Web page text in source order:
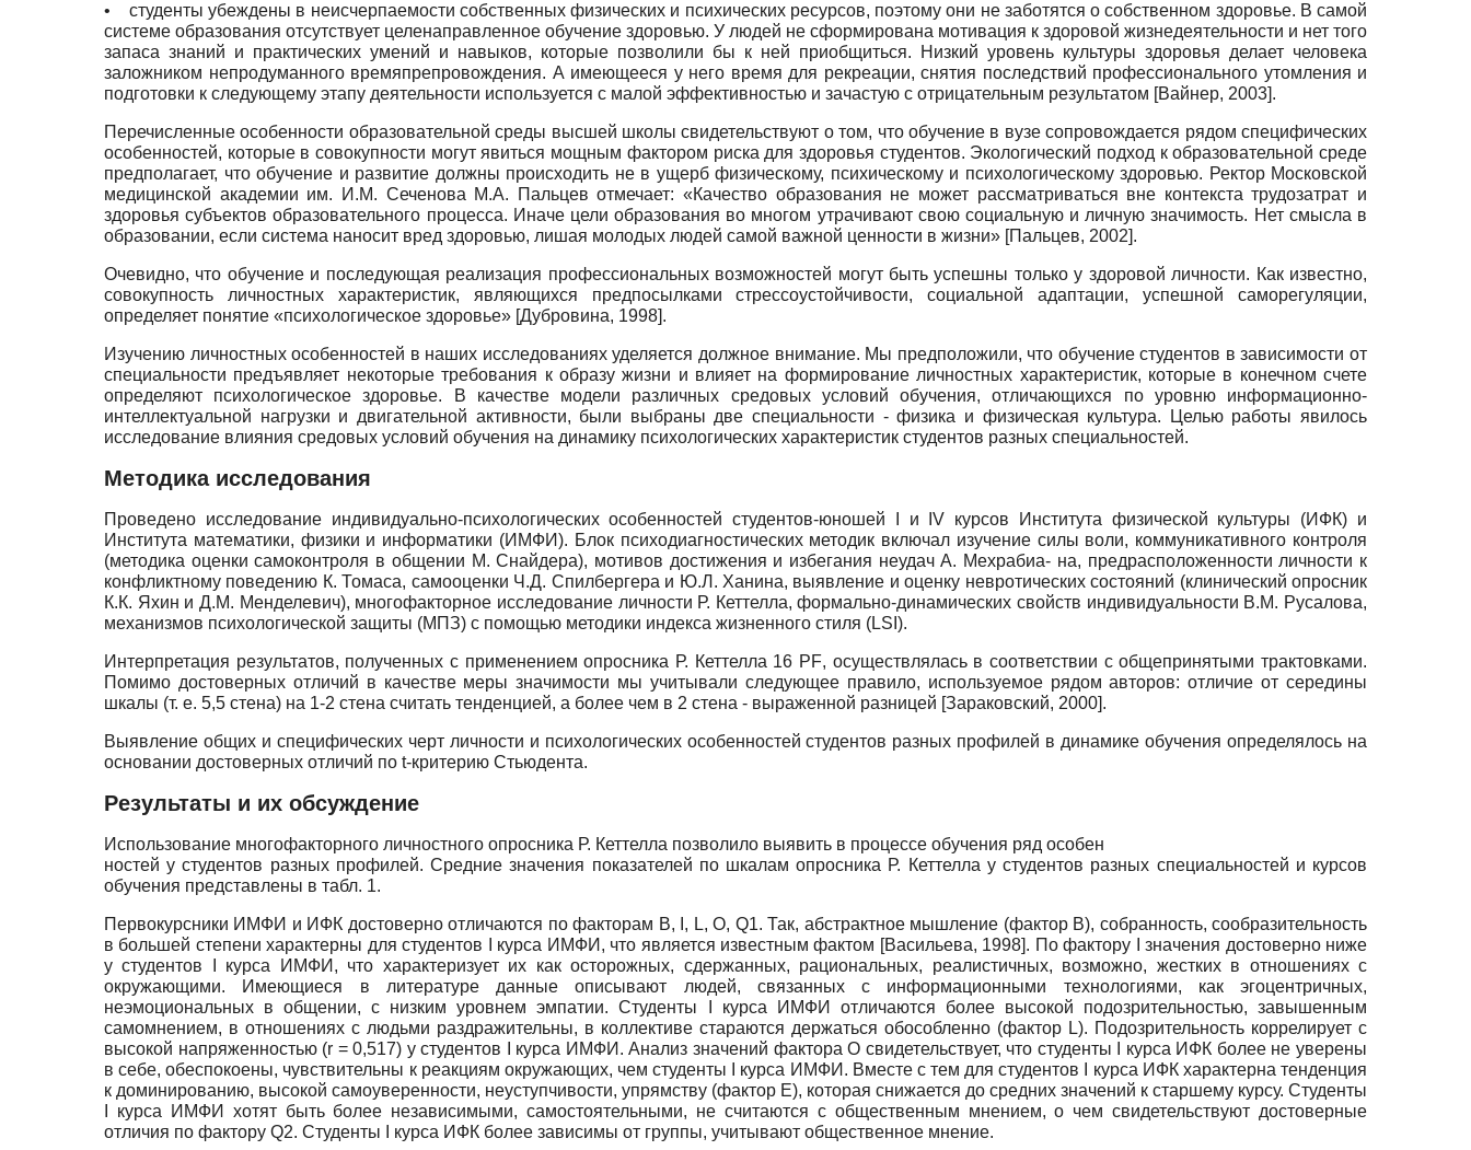
• студенты убеждены в неисчерпаемости собственных физических и психических ресурсов, поэтому они не заботятся о собственном здоровье. В самой
системе образования отсутствует целенаправленное обучение здоровью. У людей не сформирована мотивация к здоровой жизнедеятельности и нет того
запаса знаний и практических умений и навыков, которые позволили бы к ней приобщиться. Низкий уровень культуры здоровья делает человека
заложником непродуманного времяпрепровождения. А имеющееся у него время для рекреации, снятия последствий профессионального утомления и
подготовки к следующему этапу деятельности используется с малой эффективностью и зачастую с отрицательным результатом [Вайнер, 2003].
Перечисленные особенности образовательной среды высшей школы свидетельствуют о том, что обучение в вузе сопровождается рядом специфических
особенностей, которые в совокупности могут явиться мощным фактором риска для здоровья студентов. Экологический подход к образовательной среде
предполагает, что обучение и развитие должны происходить не в ущерб физическому, психическому и психологическому здоровью. Ректор Московской
медицинской академии им. И.М. Сеченова М.А. Пальцев отмечает: «Качество образования не может рассматриваться вне контекста трудозатрат и
здоровья субъектов образовательного процесса. Иначе цели образования во многом утрачивают свою социальную и личную значимость. Нет смысла в
образовании, если система наносит вред здоровью, лишая молодых людей самой важной ценности в жизни» [Пальцев, 2002].
Очевидно, что обучение и последующая реализация профессиональных возможностей могут быть успешны только у здоровой личности. Как известно,
совокупность личностных характеристик, являющихся предпосылками стрессоустойчивости, социальной адаптации, успешной саморегуляции,
определяет понятие «психологическое здоровье» [Дубровина, 1998].
Изучению личностных особенностей в наших исследованиях уделяется должное внимание. Мы предположили, что обучение студентов в зависимости от
специальности предъявляет некоторые требования к образу жизни и влияет на формирование личностных характеристик, которые в конечном счете
определяют психологическое здоровье. В качестве модели различных средовых условий обучения, отличающихся по уровню информационно-
интеллектуальной нагрузки и двигательной активности, были выбраны две специальности - физика и физическая культура. Целью работы явилось
исследование влияния средо­вых условий обучения на динамику психологических характеристик студентов разных специальностей.
Методика исследования
Проведено исследование индивидуально-психологических особенностей студентов-юношей I и IV курсов Института физической культуры (ИФК) и
Института математики, физики и информатики (ИМФИ). Блок психодиагностических методик включал изучение силы воли, коммуникативного контроля
(методика оценки самоконтроля в общении М. Снайдера), мотивов достижения и избегания неудач А. Мехрабиа- на, предрасположенности личности к
конфликтному поведению К. Томаса, самооценки Ч.Д. Спилбергера и Ю.Л. Ханина, выявление и оценку невротических состояний (клинический опросник
К.К. Яхин и Д.М. Менделевич), многофакторное исследование личности Р. Кеттелла, формально-динамических свойств индивидуальности В.М. Русалова,
механизмов психологической защиты (МПЗ) с помощью методики индекса жизненного стиля (LSI).
Интерпретация результатов, полученных с применением опросника Р. Кеттелла 16 PF, осуществлялась в соответствии с общепринятыми трактовками.
Помимо достоверных отличий в качестве меры значимости мы учитывали следующее правило, используемое рядом авторов: отличие от середины
шкалы (т. е. 5,5 стена) на 1-2 стена считать тенденцией, а более чем в 2 стена - выраженной разницей [Зараковский, 2000].
Выявление общих и специфических черт личности и психологических особенностей студентов разных профилей в динамике обучения определялось на
основании достоверных отличий по t-критерию Стьюдента.
Результаты и их обсуждение
Использование многофакторного личностного опросника Р. Кеттелла позволило выявить в процессе обучения ряд особен­
ностей у студентов разных профилей. Средние значения показателей по шкалам опросника Р. Кеттелла у студентов разных специальностей и курсов
обучения представлены в табл. 1.
Первокурсники ИМФИ и ИФК достоверно отличаются по факторам В, , L,O, Q1. Так, абстрактное мышление (фактор В), собранность, сообразительность
в большей степени характерны для студентов I курса ИМФИ, что является известным фактом [Васильева, 1998]. По фактору I значения достоверно ниже
у студентов I курса ИМФИ, что характеризует их как осторожных, сдержанных, рациональных, реалистичных, возможно, жестких в отношениях с
окружающими. Имеющиеся в литературе данные описывают людей, связанных с информационными технологиями, как эгоцентричных,
неэмоциональных в общении, с низким уровнем эмпатии. Студенты I курса ИМФИ отличаются более высокой подозрительностью, завышенным
самомнением, в отношениях с людьми раздражительны, в коллективе стараются держаться обособленно (фактор L). Подозрительность коррелирует с
высокой напряженностью (r = 0,517) у студентов I курса ИМФИ. Анализ значений фактораO свидетельствует, что студенты I курса ИФК более не уверены
в себе, обеспокоены, чувствительны к реакциям окружающих, чем студенты I курса ИМФИ. Вместе с тем для студентов I курса ИФК характерна тенденция
к доминированию, высокой самоуверенности, неуступчивости, упрямству (фактор E), которая снижается до средних значений к старшему курсу. Студенты
I курса ИМФИ хотят быть более независимыми, самостоятельными, не считаются с общественным мнением, о чем свидетельствуют достоверные
отличия по фактору Q2. Студенты I курса ИФК более зависимы от группы, учитывают общественное мнение.